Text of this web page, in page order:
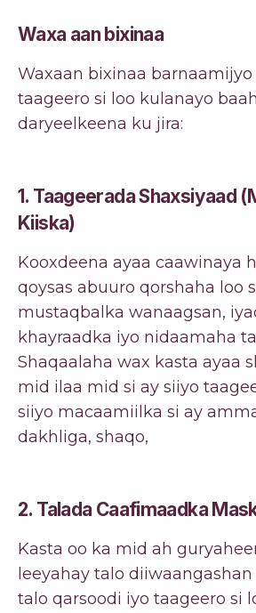
Waxa aan bixinaa
Waxaan bixinaa
taageero si loo kulanayo
daryeelkeena ku jira:
1. Taageerada Shaxsiyaad
Kiiska)
Kooxdeena ayaa caawinaya
qoysas abuuro qorshaha loo
mustaqbalka wanaagsan,
khayraadka iyo nidaamaha
Shaqaalaha wax kasta ayaa
mid ilaa mid si ay siiyo
siiyo macaamiilka si ay
dakhliga, shaqo,
2. Talada Caafimaadka
Kasta oo ka mid ah
leeyahay talo
talo qarsoodi iyo taageero si